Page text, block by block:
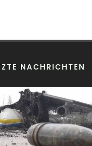
NACHRICHTEN